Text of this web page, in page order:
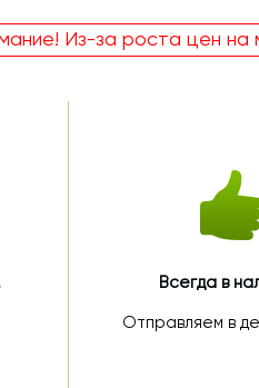
Из-за роста цен на
Всегда в
Отправляем в